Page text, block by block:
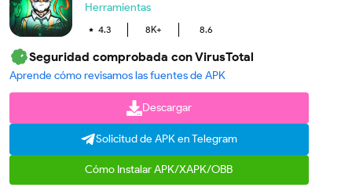
Herramientas
4.3 8K+ 8.6
Seguridad comprobada con VirusTotal
Aprende cómo revisamos las fuentes de APK
Descargar
Solicitud de APK en Telegram
Cómo Instalar APK/XAPK/OBB